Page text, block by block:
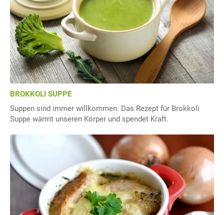
BROKKOLI SUPPE
Suppen sind immer willkommen. Das Rezept für Brokkoli
Suppe wärmt unseren Körper und spendet Kraft.